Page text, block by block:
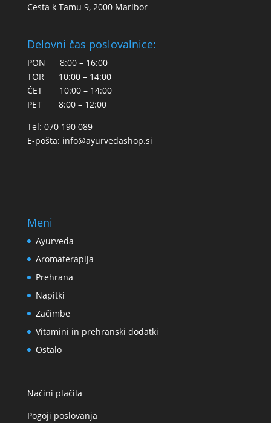
Cesta k Tamu 9, 2000 Maribor
Delovni čas poslovalnice:
PON 8:00 – 16:00
TOR 10:00 – 14:00
ČET 10:00 – 14:00
PET 8:00 – 12:00
Tel: 070 190 089
E-pošta: info@ayurvedashop.si
Meni
Ayurveda
Aromaterapija
Prehrana
Napitki
Začimbe
Vitamini in prehranski dodatki
Ostalo
Načini plačila
Pogoji poslovanja